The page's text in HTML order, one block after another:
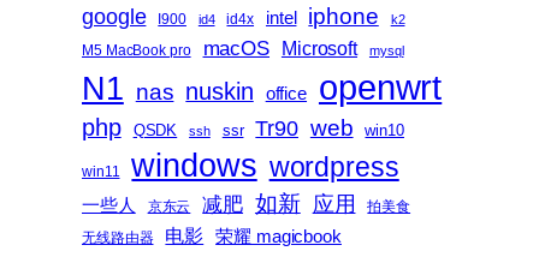
google I900 id4 id4x intel iphone k2
M5 MacBook pro macOS Microsoft mysql
N1 nas nuskin office openwrt
php QSDK ssh ssr Tr90 web win10
win11 windows wordpress
一些人 京东云 减肥 如新 应用
拍美食
无线路由器
电影 荣耀 magicbook